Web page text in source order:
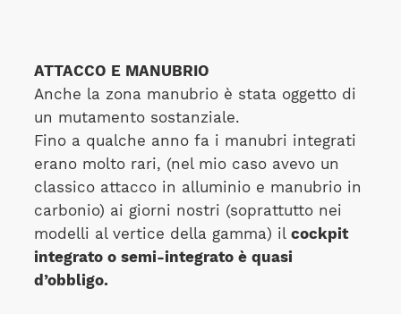
ATTACCO E MANUBRIO
Anche la zona manubrio è stata oggetto di
un mutamento sostanziale.
Fino a qualche anno fa i manubri integrati
erano molto rari, (nel mio caso avevo un
classico attacco in alluminio e manubrio in
carbonio) ai giorni nostri (soprattutto nei
modelli al vertice della gamma) il cockpit
integrato o semi-integrato è quasi
d’obbligo.